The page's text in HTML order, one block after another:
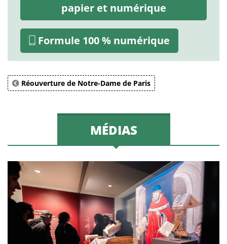
papier et numérique
Formule 100 % numérique
Réouverture de Notre-Dame de Paris
MÉDIAS